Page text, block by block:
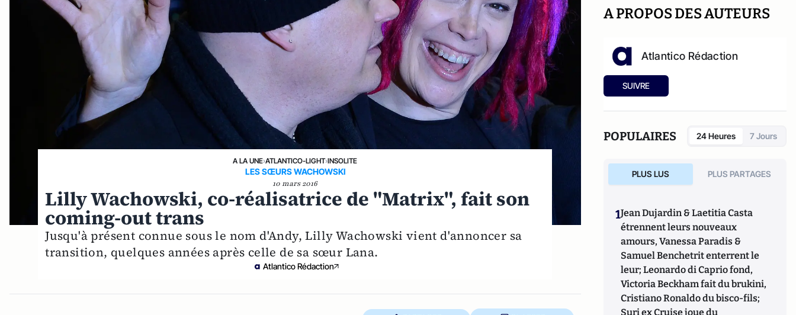
A LA UNE›ATLANTICO-LIGHT›INSOLITE
LES SŒURS WACHOWSKI
10 mars 2016
Lilly Wachowski, co-réalisatrice de "Matrix", fait son
coming-out trans
Jusqu'à présent connue sous le nom d'Andy, Lilly Wachowski vient d'annoncer sa
transition, quelques années après celle de sa sœur Lana.
Atlantico Rédaction
A PROPOS DES AUTEURS
Atlantico Rédaction
SUIVRE
POPULAIRES 24 Heures 7 Jours
PLUS LUS PLUS PARTAGES
1Jean Dujardin & Laetitia Casta
étrennent leurs nouveaux
amours, Vanessa Paradis &
Samuel Benchetrit enterrent le
leur; Leonardo di Caprio fond,
Victoria Beckham fait du brukini,
Cristiano Ronaldo du bisco-fils;
Suri ex Cruise joue du